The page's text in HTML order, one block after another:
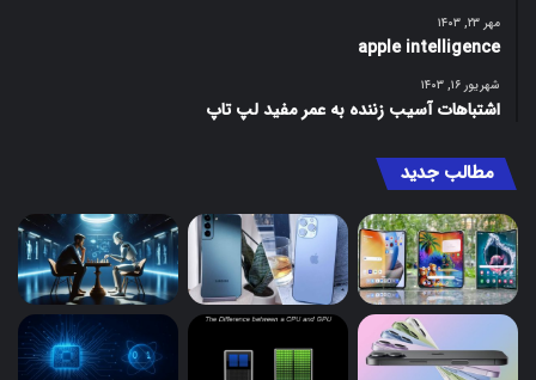
مهر ۲۳, ۱۴۰۳
apple intelligence
شهریور ۱۶, ۱۴۰۳
اشتباهات آسیب زننده به عمر مفید لپ تاپ
مطالب جدید